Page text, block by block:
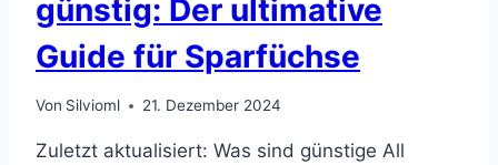
günstig: Der ultimative
Guide für Sparfüchse
Von Silvioml 21. Dezember 2024
Zuletzt aktualisiert: Was sind günstige All